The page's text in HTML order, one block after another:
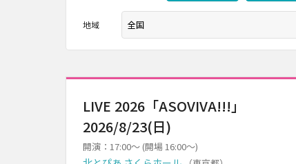
地域
LIVE 2026「ASOVIVA!!!」
2026/8/23(日)
開演：17:00～ (開場 16:00～)